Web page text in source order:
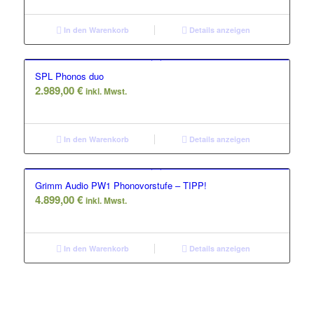
In den Warenkorb Details anzeigen
SPL Phonos duo
2.989,00€ inkl. Mwst.
In den Warenkorb Details anzeigen
Grimm Audio PW1 Phonovorstufe – TIPP!
4.899,00€ inkl. Mwst.
In den Warenkorb Details anzeigen